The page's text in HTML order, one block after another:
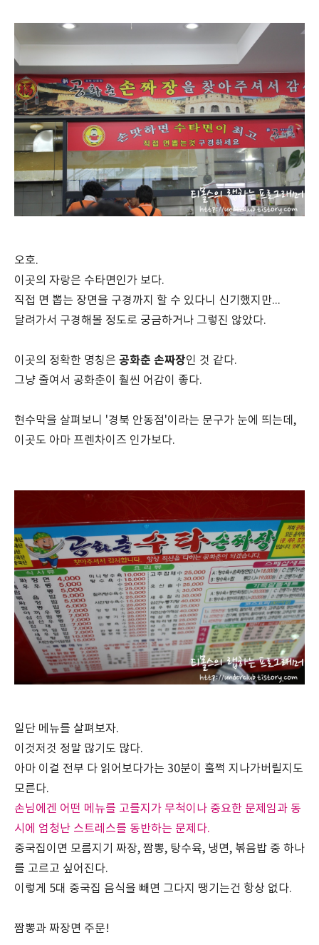
오호.
이곳의 자랑은 수타면인가 보다.
직접 면 뽑는 장면을 구경까지 할 수 있다니 신기했지만...
달려가서 구경해볼 정도로 궁금하거나 그렇진 않았다.
이곳의 정확한 명칭은 공화춘 손짜장인 것 같다.
그냥 줄여서 공화춘이 훨씬 어감이 좋다.
현수막을 살펴보니 '경북 안동점'이라는 문구가 눈에 띄는데,
이곳도 아마 프렌차이즈 인가보다.
일단 메뉴를 살펴보자.
이것저것 정말 많기도 많다.
아마 이걸 전부 다 읽어보다가는 30분이 훌쩍 지나가버릴지도
모른다.
손님에겐 어떤 메뉴를 고를지가 무척이나 중요한 문제임과 동
시에 엄청난 스트레스를 동반하는 문제다.
중국집이면 모름지기 짜장, 짬뽕, 탕수육, 냉면, 볶음밥 중 하나
를 고르고 싶어진다.
이렇게 5대 중국집 음식을 빼면 그다지 땡기는건 항상 없다.
짬뽕과 짜장면 주문!